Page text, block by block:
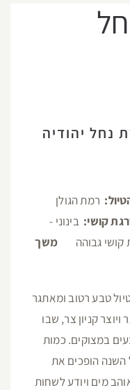
נחל יהודיה
רמת הגולן
קושי:בינוני -
קושי גבוהה משך
טבע רטוב ומאתגר
קניון צר, שבו
במצוקים. כמות
השנה הופכים את
מים ויודע לשחות